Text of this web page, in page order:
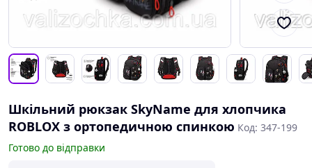
Шкільний рюкзак SkyName для хлопчика
ROBLOX з ортопедичною спинкою Код: 347-199
Готово до відправки